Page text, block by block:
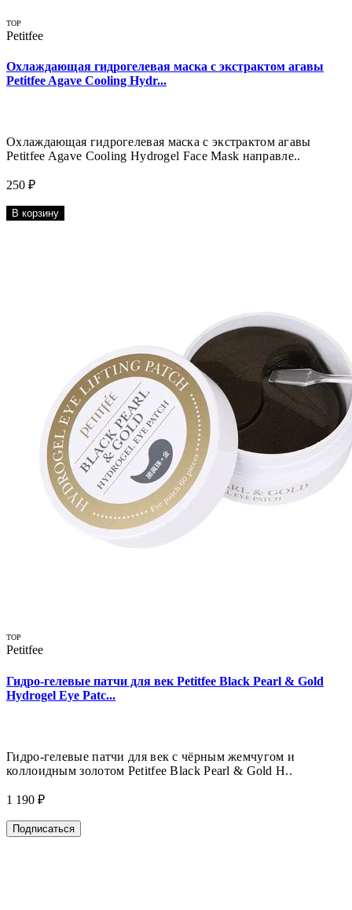
TOP
Petitfee
Охлаждающая гидрогелевая маска с экстрактом агавы
Petitfee Agave Cooling Hydr...
Охлаждающая гидрогелевая маска с экстрактом агавы
Petitfee Agave Cooling Hydrogel Face Mask направле..
250 ₽
В корзину
TOP
Petitfee
Гидро-гелевые патчи для век Petitfee Black Pearl & Gold
Hydrogel Eye Patc...
Гидро-гелевые патчи для век с чёрным жемчугом и
коллоидным золотом Petitfee Black Pearl & Gold H..
1 190 ₽
Подписаться